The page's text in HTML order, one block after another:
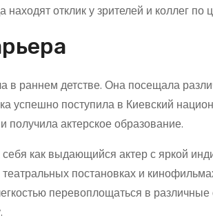
отклик у зрителей и коллег по
в раннем детстве. Она посещала
успешно поступила в Киевский
получила актерское образование.
как выдающийся актер с яркой
постановках и
перевоплощаться в